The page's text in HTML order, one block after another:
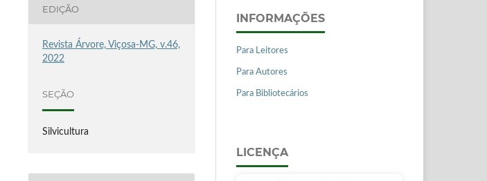
EDIÇÃO
Revista Árvore, Viçosa-MG, v.46,
2022
SEÇÃO
Silvicultura
INFORMAÇÕES
Para Leitores
Para Autores
Para Bibliotecários
LICENÇA